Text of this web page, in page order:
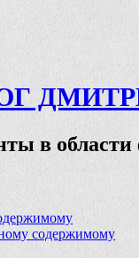
в области
содержимому